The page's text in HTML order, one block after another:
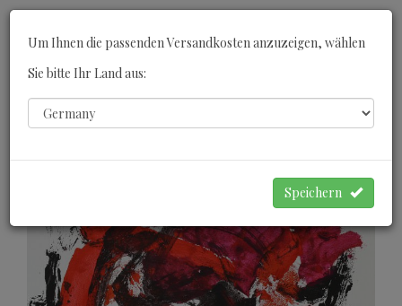
Um Ihnen die passenden Versandkosten anzuzeigen, wählen
Sie bitte Ihr Land aus:
Speichern